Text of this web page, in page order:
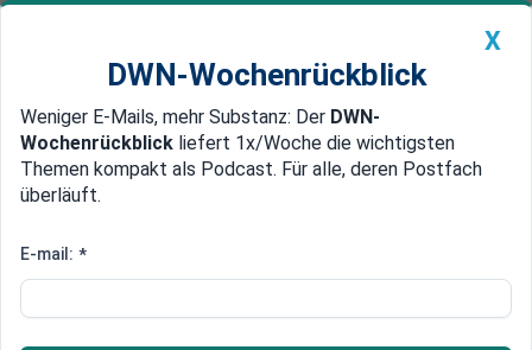
Newsticker MEIN DWN: Geldanlage Premium
Edelmetalle DWN-Magazin China
Begrünung gegen Abgase
Rasen statt Lack: Daimler testet
Autos mit Pflanzen-Haut
X
DWN-Wochenrückblick
Weniger E-Mails, mehr Substanz: Der DWN-
Wochenrückblick liefert 1x/Woche die wichtigsten
Themen kompakt als Podcast. Für alle, deren Postfach
überläuft.
E-mail: *